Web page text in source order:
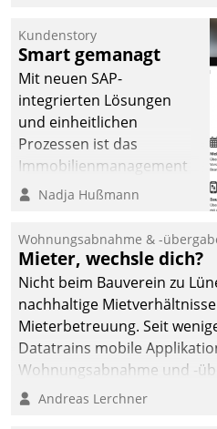
Kundenstory
Smart gemanagt
Mit neuen SAP-
integrierten Lösungen
und einheitlichen
Prozessen ist das
Immobilienmanagement
der Bayerischen
Ressort Kapitalanlage für
künftige Aufgaben und
Herausforderungen
gerüstet.
Nadja Hußmann
Wohnungsabnahme & -
Mieter, wechsle dich?
Nicht beim Bauverein zu
nachhaltige
Mieterbetreuung. Seit
Datatrains mobile
Wohnungsabnahme und -
Mieter wohlgeordnet
Andreas Lerchner